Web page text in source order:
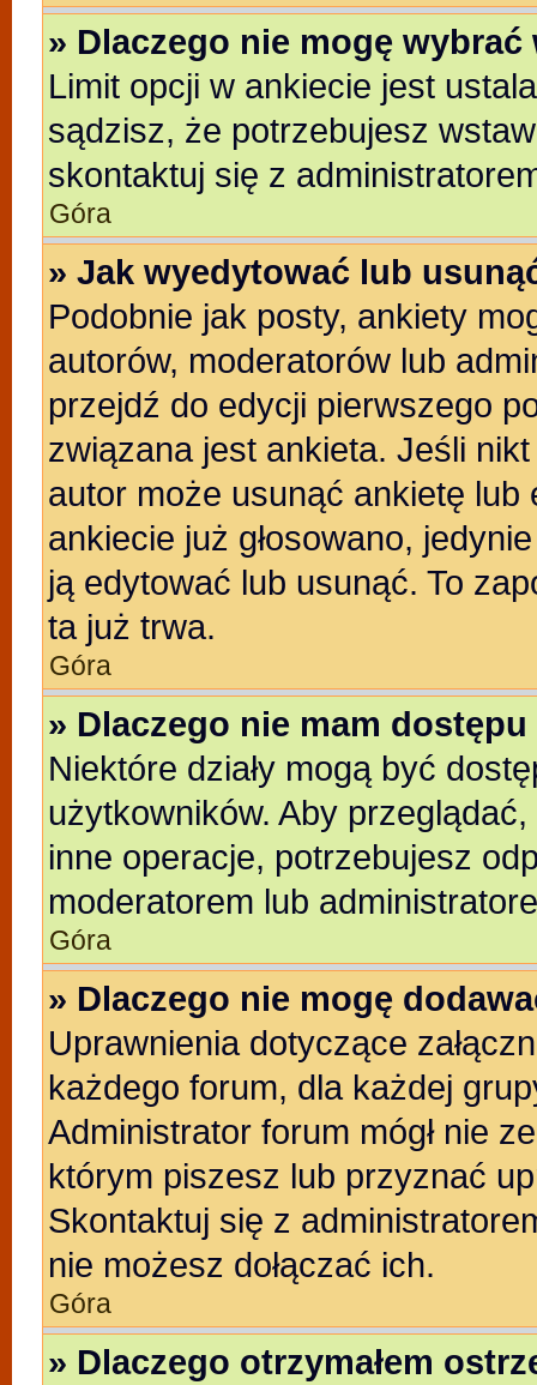
» Dlaczego nie mogę
Limit opcji w ankiecie jest
sądzisz, że potrzebujesz
skontaktuj się z
Góra
» Jak wyedytować lub
Podobnie jak posty, ankiety
autorów, moderatorów lub
przejdź do edycji pierwszego
związana jest ankieta. Jeśli
autor może usunąć ankietę
ankiecie już głosowano,
ją edytować lub usunąć. To
ta już trwa.
Góra
» Dlaczego nie mam dostępu
Niektóre działy mogą być
użytkowników. Aby
inne operacje, potrzebujesz
moderatorem lub
Góra
» Dlaczego nie mogę
Uprawnienia dotyczące
każdego forum, dla każdej
Administrator forum mógł nie
którym piszesz lub przyznać
Skontaktuj się z
nie możesz dołączać ich.
Góra
» Dlaczego otrzymałem